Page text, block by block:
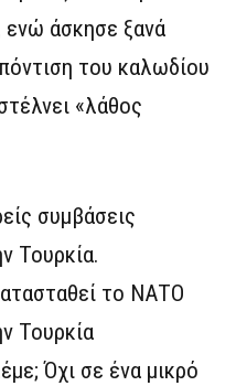
άσκησε ξανά
του καλωδίου
«λάθος
συμβάσεις
Τουρκία.
το ΝΑΤΟ
Τουρκία
Όχι σε ένα μικρό